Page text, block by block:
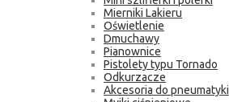
Mierniki Lakieru
Oświetlenie
Dmuchawy
Pianownice
Pistolety typu Tornado
Odkurzacze
Akcesoria do pneumatyki